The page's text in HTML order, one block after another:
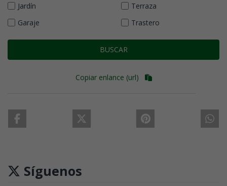
Jardín
Terraza
Garaje
Trastero
BUSCAR
Copiar enlance (url)
Síguenos